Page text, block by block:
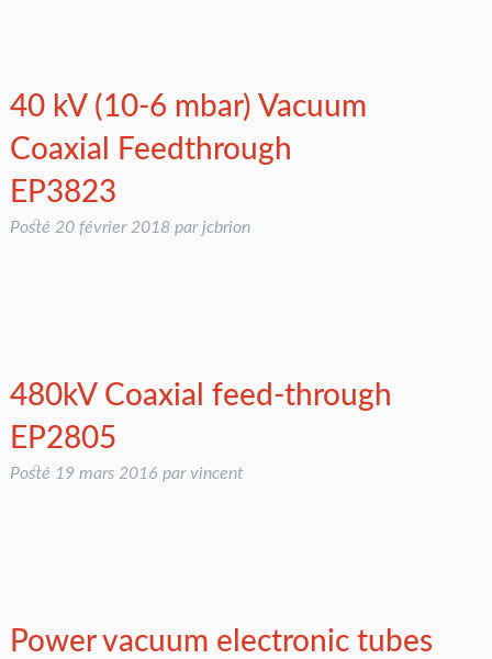
40 kV (10-6 mbar) Vacuum
Coaxial Feedthrough
EP3823
Posté 20 février 2018 par jcbrion
480kV Coaxial feed-through
EP2805
Posté 19 mars 2016 par vincent
Power vacuum electronic tubes